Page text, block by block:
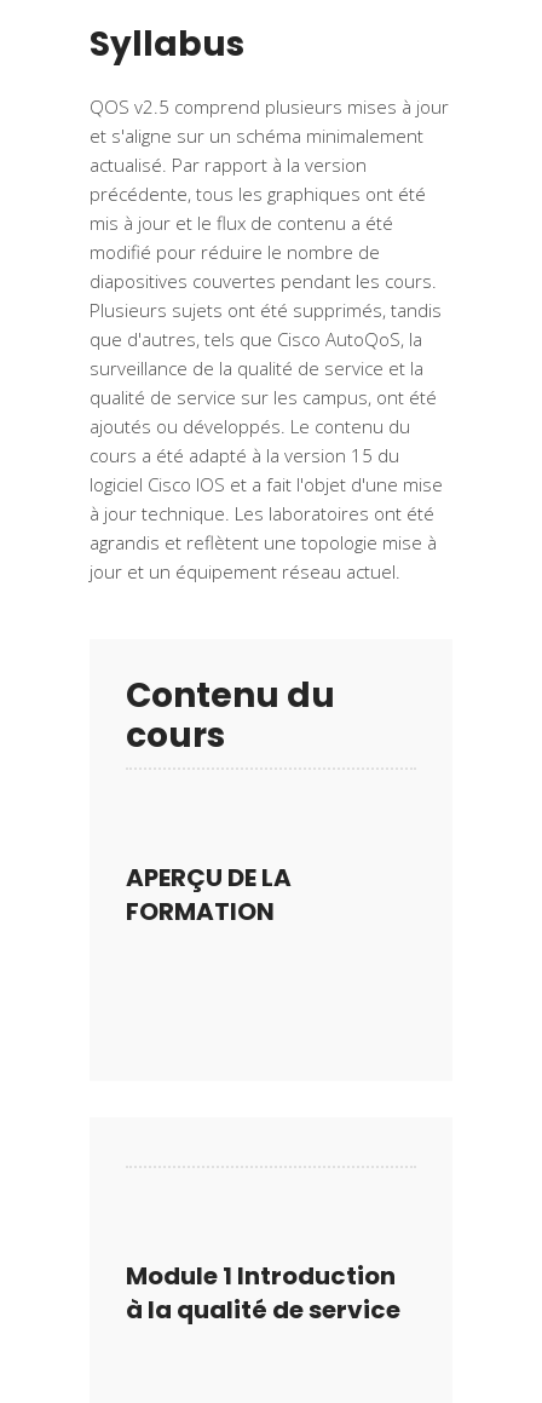
Syllabus
QOS v2.5 comprend plusieurs mises à jour
et s'aligne sur un schéma minimalement
actualisé. Par rapport à la version
précédente, tous les graphiques ont été
mis à jour et le flux de contenu a été
modifié pour réduire le nombre de
diapositives couvertes pendant les cours.
Plusieurs sujets ont été supprimés, tandis
que d'autres, tels que Cisco AutoQoS, la
surveillance de la qualité de service et la
qualité de service sur les campus, ont été
ajoutés ou développés. Le contenu du
cours a été adapté à la version 15 du
logiciel Cisco IOS et a fait l'objet d'une mise
à jour technique. Les laboratoires ont été
agrandis et reflètent une topologie mise à
jour et un équipement réseau actuel.
Contenu du
cours
APERÇU DE LA
FORMATION
Module 1 Introduction
à la qualité de service